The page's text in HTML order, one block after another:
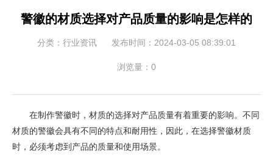
警徽的材质选择对产品质量的影响是怎样的
分类：行业资讯 发布时间：2024-03-05 08:39:01
浏览量：0
在制作警徽时，材质的选择对产品质量有着重要的影响。不同
材质的警徽会具有不同的特点和耐用性，因此，在选择警徽材质
时，必须考虑到产品的质量和使用场景。